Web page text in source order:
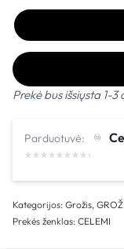
Prekė bus išsiųsta 1-
Parduotuvė:
Kategorijos: Grožis,
Prekės ženklas: CELEMI